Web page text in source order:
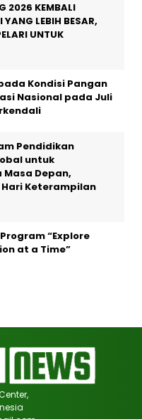
2026 KEMBALI
YANG LEBIH BESAR,
UNTUK
Kondisi Pangan
Nasional pada Juli
Pendidikan
untuk
Depan,
Keterampilan
“Explore
at a Time”